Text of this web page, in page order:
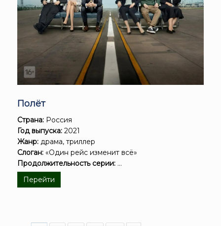
Полёт
Страна: Россия
Год выпуска: 2021
Жанр: драма, триллер
Слоган: «Один рейс изменит всё»
Продолжительность серии: ...
Перейти